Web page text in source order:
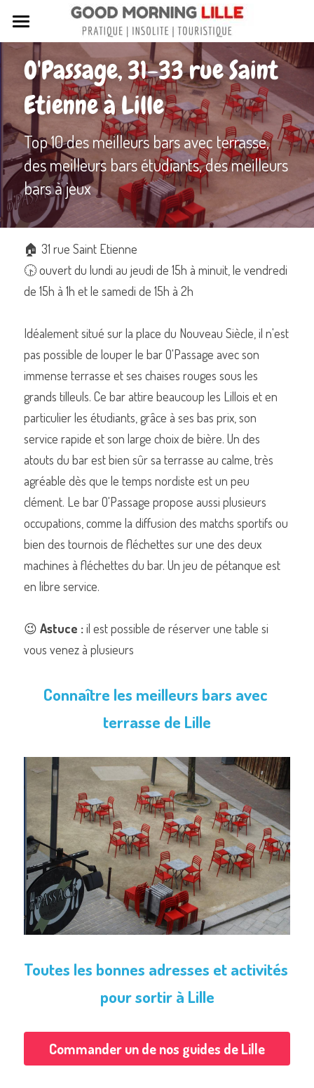
Tous nos articles
Sortir à Lille
Lille de A à Z
Nos livres sur Lille
Lille insolite et secret
Street Art à Lille
Toutes les rues de Lille
Contactez-nous
Commander un de nos livres sur Lille
O'Passage, 31-33 rue Saint
Etienne à Lille
Top 10 des meilleurs bars avec terrasse,
des meilleurs bars étudiants, des meilleurs
bars à jeux
🏠 31 rue Saint Etienne
🕟 ouvert du lundi au jeudi de 15h à minuit, le vendredi
de 15h à 1h et le samedi de 15h à 2h
Idéalement situé sur la place du Nouveau Siècle, il n'est
pas possible de louper le bar O'Passage avec son
immense terrasse et ses chaises rouges sous les
grands tilleuls. Ce bar attire beaucoup les Lillois et en
particulier les étudiants, grâce à ses bas prix, son
service rapide et son large choix de bière. Un des
atouts du bar est bien sûr sa terrasse au calme, très
agréable dès que le temps nordiste est un peu
clément. Le bar O'Passage propose aussi plusieurs
occupations, comme la diffusion des matchs sportifs ou
bien des tournois de fléchettes sur une des deux
machines à fléchettes du bar. Un jeu de pétanque est
en libre service.
😉 Astuce : il est possible de réserver une table si
vous venez à plusieurs
Connaître les meilleurs bars avec
terrasse de Lille
Toutes les bonnes adresses et activités
pour sortir à Lille
Commander un de nos guides de Lille